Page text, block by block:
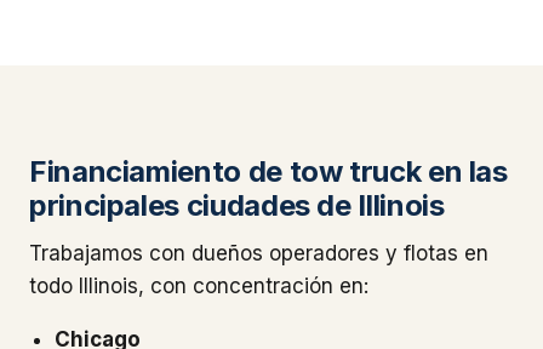
Financiamiento de tow truck en las
principales ciudades de Illinois
Trabajamos con dueños operadores y flotas en
todo Illinois, con concentración en:
Chicago